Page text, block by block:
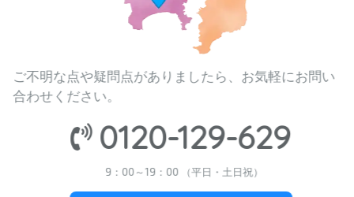
ご不明な点や疑問点がありましたら、お気軽にお問い
合わせください。
0120-129-629
9：00～19：00 （平日・土日祝）